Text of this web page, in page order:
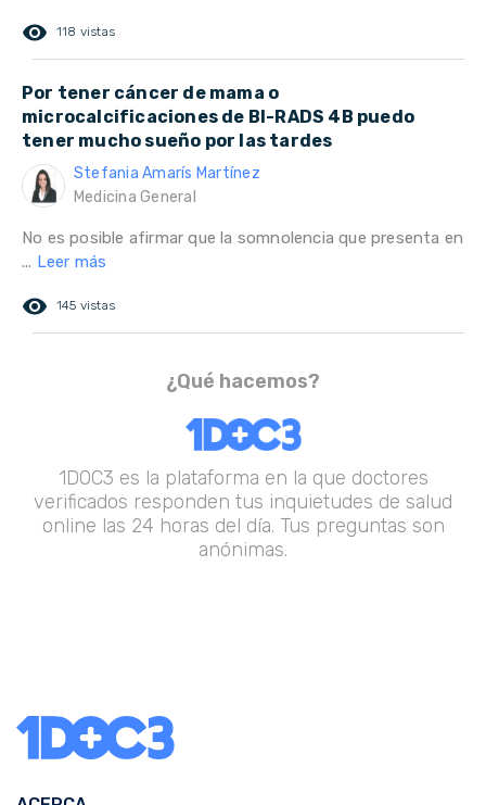
remove_red_eye 118 vistas
Por tener cáncer de mama o
microcalcificaciones de BI-RADS 4B puedo
tener mucho sueño por las tardes
Stefania Amarís Martínez
Medicina General
No es posible afirmar que la somnolencia que presenta en
... Leer más
remove_red_eye 145 vistas
¿Qué hacemos?
1DOC3 es la plataforma en la que doctores
verificados responden tus inquietudes de salud
online las 24 horas del día. Tus preguntas son
anónimas.